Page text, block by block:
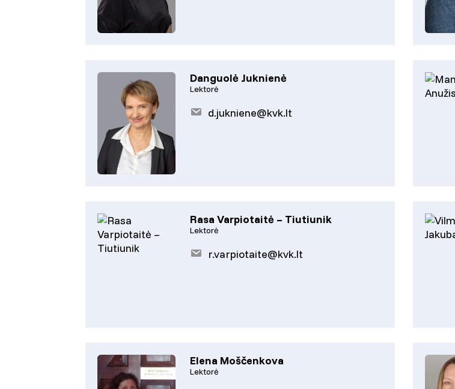
Danguolė Juknienė
Lektorė
d.jukniene@kvk.lt
Rasa Varpiotaitė – Tiutiunik
Lektorė
r.varpiotaite@kvk.lt
Elena Moščenkova
Lektorė